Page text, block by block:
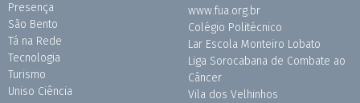
Presença
São Bento
Tá na Rede
Tecnologia
Turismo
Uniso Ciência
www.fua.org.br
Colégio Politécnico
Lar Escola Monteiro Lobato
Liga Sorocabana de Combate ao
Câncer
Vila dos Velhinhos